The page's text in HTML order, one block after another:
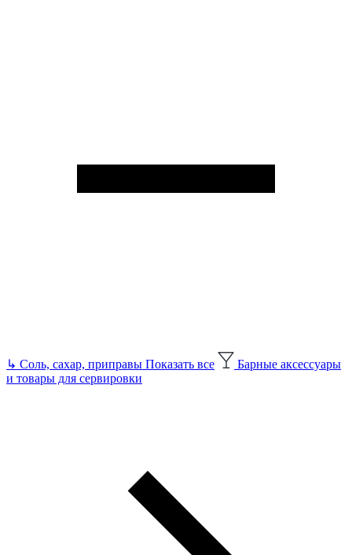
↳ Соль, сахар, приправы Показать все
Барные аксессуары
и товары для сервировки